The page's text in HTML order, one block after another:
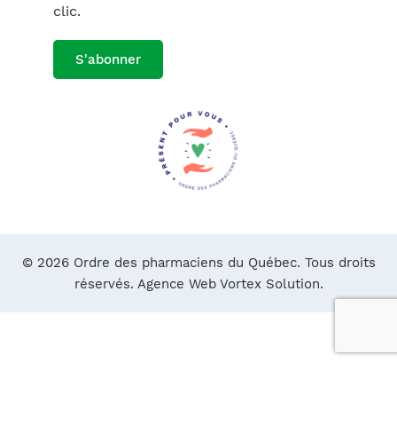
clic.
S'abonner
© 2026 Ordre des pharmaciens du Québec. Tous droits
réservés. Agence Web Vortex Solution.